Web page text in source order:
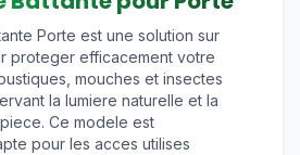
Porte est une solution sur
proteger efficacement votre
mouches et insectes
la lumiere naturelle et la
Ce modele est
pour les acces utilises